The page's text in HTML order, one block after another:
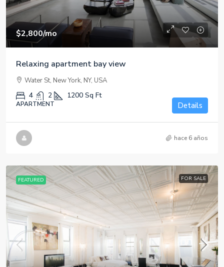
$2,800/mo
Relaxing apartment bay view
Water St, New York, NY, USA
4 2 1200 Sq Ft
APARTMENT Details
hace 6 años
FEATURED FOR SALE